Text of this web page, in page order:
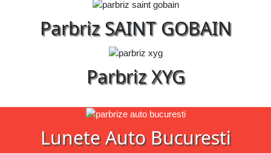
Parbriz SAINT GOBAIN
Parbriz XYG
Lunete Auto Bucuresti